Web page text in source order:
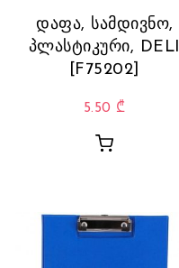
დაფა, სამდივნო,
პლასტიკური, DELI
[F75202]
5.50 ₾